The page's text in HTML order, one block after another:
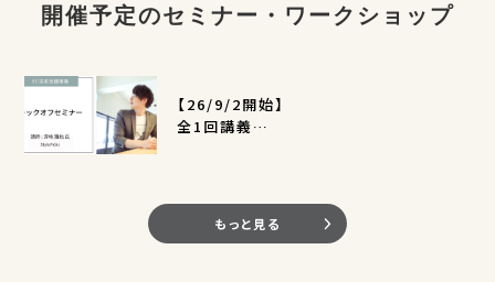
開催予定のセミナー・ワークショップ
【26/9/2開始】
全1回講義
もっと見る